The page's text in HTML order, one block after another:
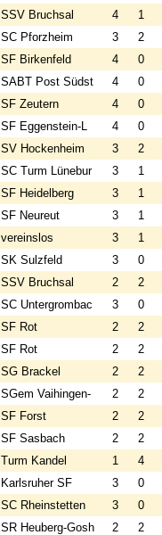
SSV Bruchsal 4 1
SC Pforzheim 3 2
SF Birkenfeld 4 0
SABT Post Südst 4 0
SF Zeutern 4 0
SF Eggenstein-L 4 0
SV Hockenheim 3 2
SC Turm Lünebur 3 1
SF Heidelberg 3 1
SF Neureut 3 1
vereinslos 3 1
SK Sulzfeld 3 0
SSV Bruchsal 2 2
SC Untergrombac 3 0
SF Rot 2 2
SF Rot 2 2
SG Brackel 2 2
SGem Vaihingen- 2 2
SF Forst 2 2
SF Sasbach 2 2
Turm Kandel 1 4
Karlsruher SF 3 0
SC Rheinstetten 3 0
SR Heuberg-Gosh 2 2